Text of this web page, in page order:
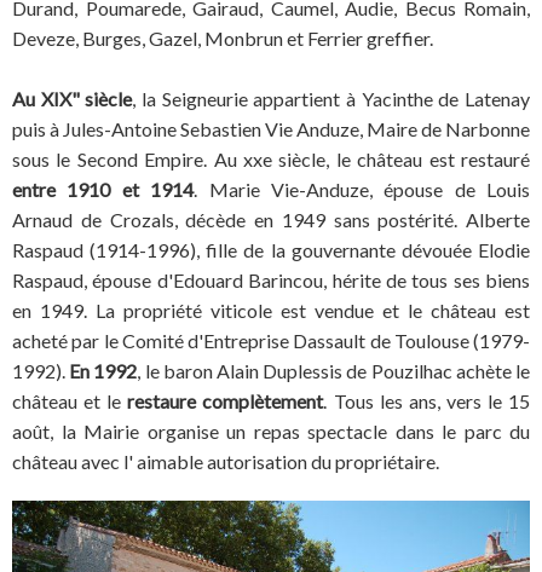
Durand, Poumarede, Gairaud, Caumel, Audie, Becus Romain,
Deveze, Burges, Gazel, Monbrun et Ferrier greffier.
Au XIX"siècle, la Seigneurie appartient à Yacinthe de Latenay
puis à Jules-Antoine Sebastien Vie Anduze, Maire de Narbonne
sous le Second Empire. Au xxe siècle, le château est restauré
entre 1910 et 1914. Marie Vie-Anduze, épouse de Louis
Arnaud de Crozals, décède en 1949 sans postérité. Alberte
Raspaud (1914-1996), fille de la gouvernante dévouée Elodie
Raspaud, épouse d'Edouard Barincou, hérite de tous ses biens
en 1949. La propriété viticole est vendue et le château est
acheté par le Comité d'Entreprise Dassault de Toulouse (1979-
1992). En 1992, le baron Alain Duplessis de Pouzilhac achète le
château et lerestaure complètement. Tous les ans, vers le 15
août, la Mairie organise un repas spectacle dans le parc du
château avec l' aimable autorisation du propriétaire.